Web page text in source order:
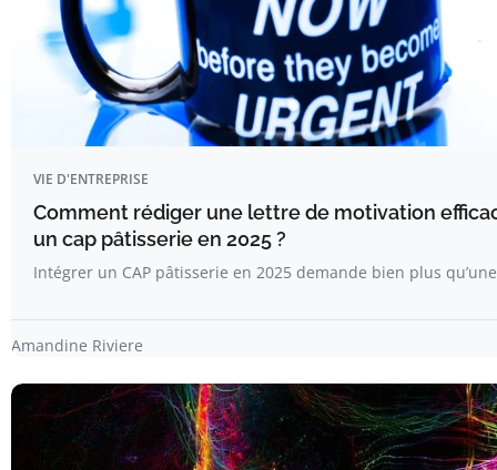
VIE D'ENTREPRISE
Comment rédiger une lettre de motivation
un cap pâtisserie en 2025 ?
Intégrer un CAP pâtisserie en 2025 demande bien plus
Amandine Riviere